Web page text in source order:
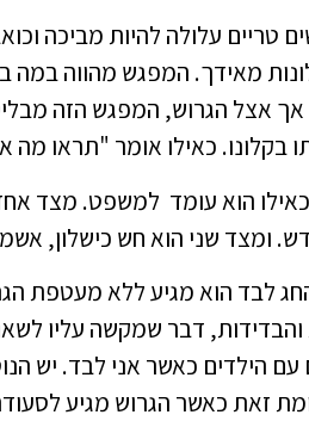
טריים עלולה להיות מביכה
מאידך. המפגש מהווה
אך אצל הגרוש, המפגש הזה
כאילו אומר "תראו מה
הוא עומד למשפט. מצד
ומצד שני הוא חש כישלון,
לבד הוא מגיע ללא מעטפת
והבדידות, דבר שמקשה עליו
הילדים כאשר אני לבד. יש
זאת כאשר הגרוש מגיע